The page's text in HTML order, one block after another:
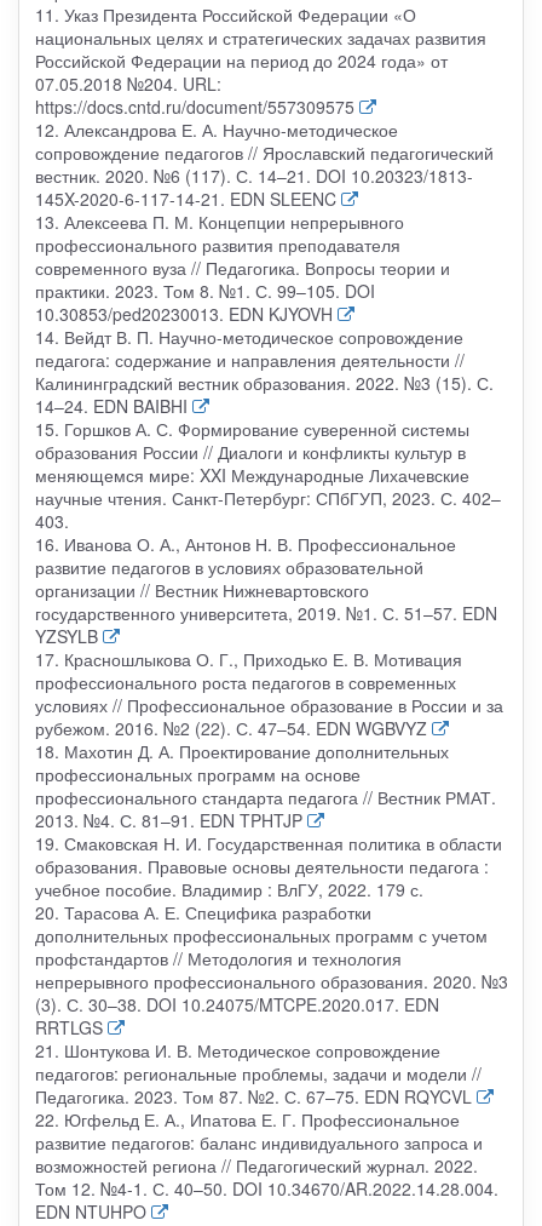
11. Указ Президента Российской Федерации «О
национальных целях и стратегических задачах развития
Российской Федерации на период до 2024 года» от
07.05.2018 №204. URL:
https://docs.cntd.ru/document/557309575
12. Александрова Е. А. Научно-методическое
сопровождение педагогов // Ярославский педагогический
вестник. 2020. №6 (117). С. 14–21. DOI 10.20323/1813-
145X-2020-6-117-14-21. EDN SLEENC
13. Алексеева П. М. Концепции непрерывного
профессионального развития преподавателя
современного вуза // Педагогика. Вопросы теории и
практики. 2023. Том 8. №1. С. 99–105. DOI
10.30853/ped20230013. EDN KJYOVH
14. Вейдт В. П. Научно-методическое сопровождение
педагога: содержание и направления деятельности //
Калининградский вестник образования. 2022. №3 (15). С.
14–24. EDN BAIBHI
15. Горшков А. С. Формирование суверенной системы
образования России // Диалоги и конфликты культур в
меняющемся мире: XXI Международные Лихачевские
научные чтения. Санкт-Петербург: СПбГУП, 2023. С. 402–
403.
16. Иванова О. А., Антонов Н. В. Профессиональное
развитие педагогов в условиях образовательной
организации // Вестник Нижневартовского
государственного университета, 2019. №1. С. 51–57. EDN
YZSYLB
17. Красношлыкова О. Г., Приходько Е. В. Мотивация
профессионального роста педагогов в современных
условиях // Профессиональное образование в России и за
рубежом. 2016. №2 (22). С. 47–54. EDN WGBVYZ
18. Махотин Д. А. Проектирование дополнительных
профессиональных программ на основе
профессионального стандарта педагога // Вестник РМАТ.
2013. №4. С. 81–91. EDN TPHTJP
19. Смаковская Н. И. Государственная политика в области
образования. Правовые основы деятельности педагога :
учебное пособие. Владимир : ВлГУ, 2022. 179 с.
20. Тарасова А. Е. Специфика разработки
дополнительных профессиональных программ с учетом
профстандартов // Методология и технология
непрерывного профессионального образования. 2020. №3
(3). С. 30–38. DOI 10.24075/MTCPE.2020.017. EDN
RRTLGS
21. Шонтукова И. В. Методическое сопровождение
педагогов: региональные проблемы, задачи и модели //
Педагогика. 2023. Том 87. №2. С. 67–75. EDN RQYCVL
22. Югфельд Е. А., Ипатова Е. Г. Профессиональное
развитие педагогов: баланс индивидуального запроса и
возможностей региона // Педагогический журнал. 2022.
Том 12. №4-1. С. 40–50. DOI 10.34670/AR.2022.14.28.004.
EDN NTUHPO